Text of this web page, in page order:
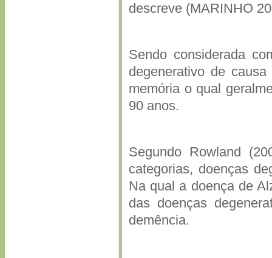
descreve (MARINHO
Sendo considerada
degenerativo de
memória o qual
90 anos.
Segundo Rowland
categorias, doenças
Na qual a doença de
das doenças
demência.